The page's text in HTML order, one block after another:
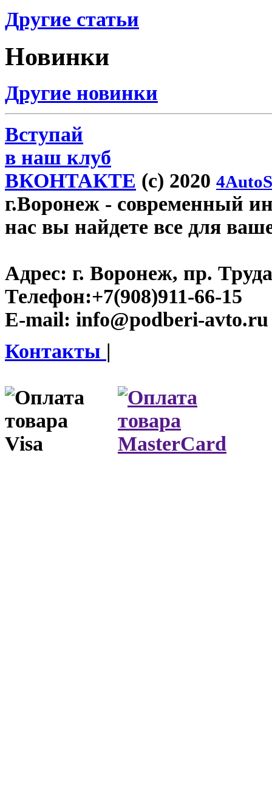
Другие статьи
Новинки
Другие новинки
Вступай
в наш клуб
ВКОНТАКТЕ (c) 2020
г.Воронеж - современный
нас вы найдете все для
Адрес: г. Воронеж, пр.
Телефон:+7(908)911-66-15
E-mail: info@podberi-avto.ru
Контакты |